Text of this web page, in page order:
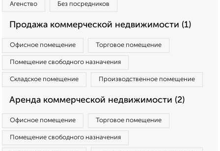
Агенство Без посредников
Продажа коммерческой недвижимости (1)
Офисное помещение Торговое помещение
Помещение свободного назначения
Складское помещение Производственное помещение
Аренда коммерческой недвижимости (2)
Офисное помещение Торговое помещение
Помещение свободного назначения